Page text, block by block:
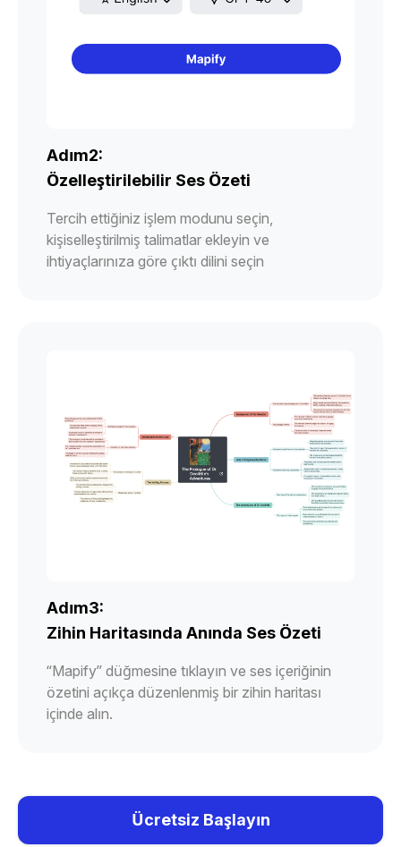
Adım2:
Özelleştirilebilir Ses Özeti
Tercih ettiğiniz işlem modunu seçin,
kişiselleştirilmiş talimatlar ekleyin ve
ihtiyaçlarınıza göre çıktı dilini seçin
Adım3:
Zihin Haritasında Anında Ses Özeti
“Mapify” düğmesine tıklayın ve ses içeriğinin
özetini açıkça düzenlenmiş bir zihin haritası
içinde alın.
Ücretsiz Başlayın